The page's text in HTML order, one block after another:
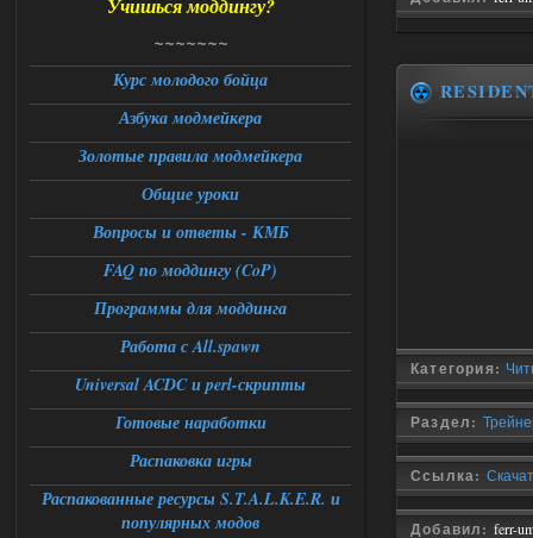
Категория:
Раздел:
Ссылка:
Добавил: ferr-
Stalker-Mods-Clan-su
Доступно только для пользователей
Ответить ➤
06.08.2026
Universal Teleport v2.0
DEDULYA-1967
Поставил на чистый сталкер
10006, сразу
вылет [error]Arguments :
msg_box_kicked_by_server:picture
Ответить ➤
06.08.2026
Спавнер + Правки + Античит - Dead
City Final
09:53
Stalker-Mods-Clan-su
Учишься моддингу?
~~~~~~~
Курс молодого бойца
Азбука модмейкера
Золотые правила модмейкера
Общие уроки
Вопросы и ответы - КМБ
FAQ по моддингу (CoP)
Программы для моддинга
Работа с All.spawn
Universal ACDC и perl-скрипты
Готовые наработки
Распаковка игры
Распакованные ресурсы S.T.A.L.K.E.R. и
популярных модов